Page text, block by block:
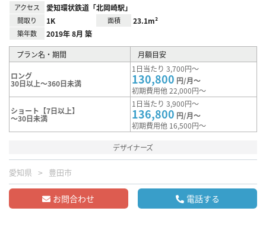
アクセス 愛知環状鉄道「北岡崎駅」
間取り 1K 面積 23.1m²
築年数 2019年 8月 築
プラン名・期間 月額目安
ロング
30日以上～360日未満
1日当たり 3,700円～
130,800 円/月～
初期費用他 22,000円～
ショート【7日以上】
～30日未満
1日当たり 3,900円～
136,800 円/月～
初期費用他 16,500円～
デザイナーズ
愛知県 豊田市
お問合わせ 電話する